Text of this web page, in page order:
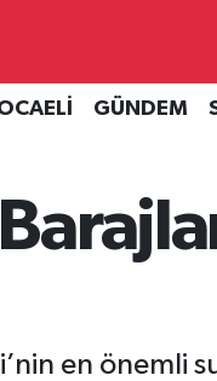
GÜNDEM
en önemli